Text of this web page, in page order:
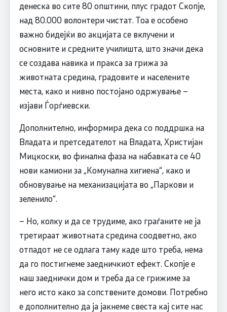
денеска во сите 80 општини, плус градот Скопје,
над 80.000 волонтери чистат. Тоа е особено
важно бидејќи во акцијата се вклучени и
основните и средните училишта, што значи дека
се создава навика и пракса за грижа за
животната средина, градовите и населените
места, како и нивно постојано одржување –
изјави Ѓорѓиевски.
Дополнително, информира дека со поддршка на
Владата и претседателот на Владата, Христијан
Мицкоски, во финална фаза на набавката се 40
нови камиони за „Комунална хигиена“, како и
обновување на механизацијата во „Паркови и
зеленило“.
– Но, колку и да се трудиме, ако граѓаните не ја
третираат животната средина соодветно, ако
отпадот не се одлага таму каде што треба, нема
да го постигнеме заедничкиот ефект. Скопје е
наш заеднички дом и треба да се грижиме за
него исто како за сопствените домови. Потребно
е дополнително да ја јакнеме свеста кај сите нас